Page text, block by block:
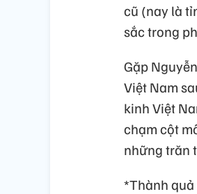
cũ (nay là
sắc trong
Gặp
Việt Nam
kinh Việt
chạm cột
những trăn
*Thành